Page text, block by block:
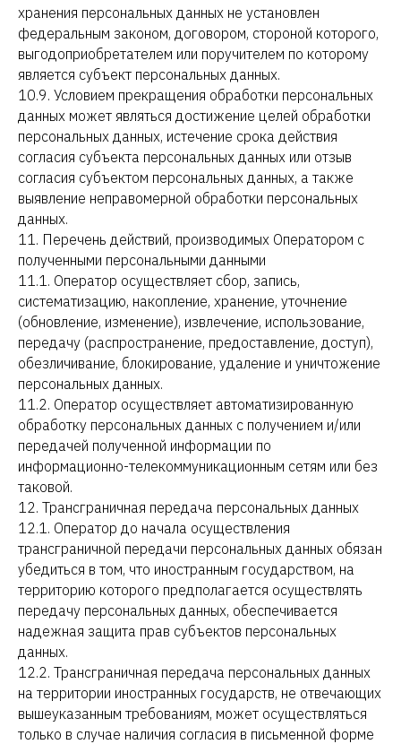
хранения персональных данных не установлен
федеральным законом, договором, стороной которого,
выгодоприобретателем или поручителем по которому
является субъект персональных данных.
10.9. Условием прекращения обработки персональных
данных может являться достижение целей обработки
персональных данных, истечение срока действия
согласия субъекта персональных данных или отзыв
согласия субъектом персональных данных, а также
выявление неправомерной обработки персональных
данных.
11. Перечень действий, производимых Оператором с
полученными персональными данными
11.1. Оператор осуществляет сбор, запись,
систематизацию, накопление, хранение, уточнение
(обновление, изменение), извлечение, использование,
передачу (распространение, предоставление, доступ),
обезличивание, блокирование, удаление и уничтожение
персональных данных.
11.2. Оператор осуществляет автоматизированную
обработку персональных данных с получением и/или
передачей полученной информации по
информационно-телекоммуникационным сетям или без
таковой.
12. Трансграничная передача персональных данных
12.1. Оператор до начала осуществления
трансграничной передачи персональных данных обязан
убедиться в том, что иностранным государством, на
территорию которого предполагается осуществлять
передачу персональных данных, обеспечивается
надежная защита прав субъектов персональных
данных.
12.2. Трансграничная передача персональных данных
на территории иностранных государств, не отвечающих
вышеуказанным требованиям, может осуществляться
только в случае наличия согласия в письменной форме